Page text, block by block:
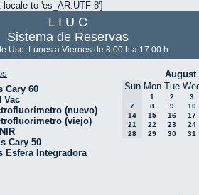
to 'es_AR.UTF-8']
L I U C
Sistema de Reservas
Uso: Lunes a Viernes de 8:00 h a 17:00 h.
Cary 60
Vac
(nuevo)
(viejo)
Cary 50
Esfera Integradora
August
Sun Mon Tue
1 2
3
7
8 9
10
14
15 16
17
21
22 23
24
28
29 30 31